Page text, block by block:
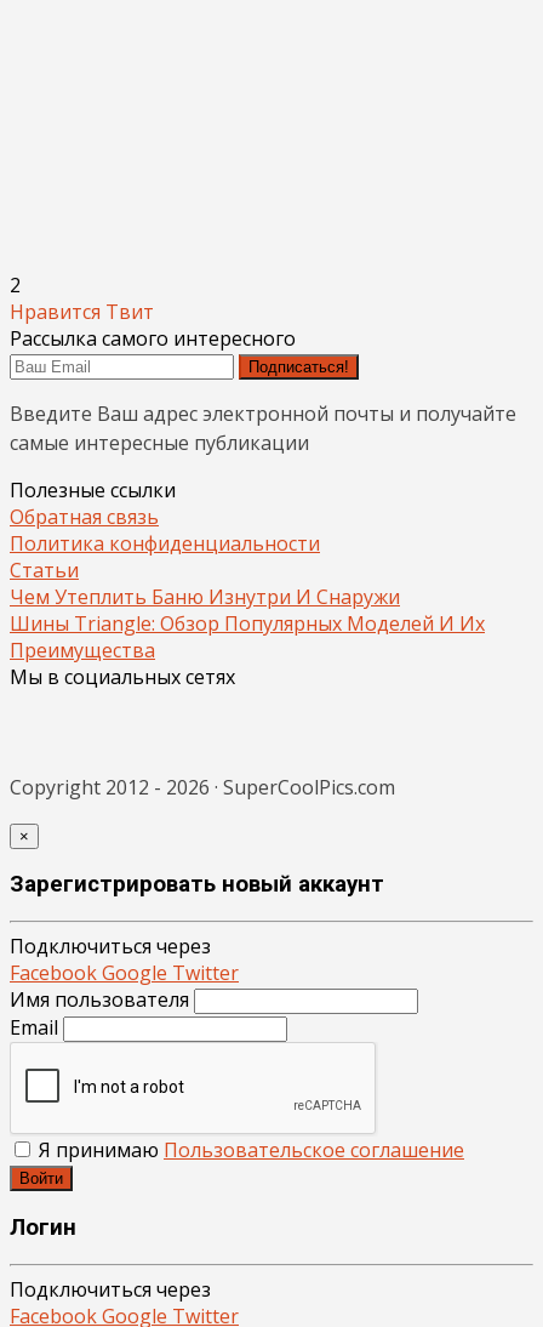
2
Нравится Твит
Рассылка самого интересного
Подписаться!
Введите Ваш адрес электронной почты и получайте
самые интересные публикации
Полезные ссылки
Обратная связь
Политика конфиденциальности
Статьи
Чем Утеплить Баню Изнутри И Снаружи
Шины Triangle: Обзор Популярных Моделей И Их
Преимущества
Мы в социальных сетях
Copyright 2012 - 2026 · SuperCoolPics.com
×
Зарегистрировать новый аккаунт
Подключиться через
FacebookGoogle Twitter
Имя пользователя
Email
Я принимаю Пользовательское соглашение
Войти
Логин
Подключиться через
FacebookGoogle Twitter